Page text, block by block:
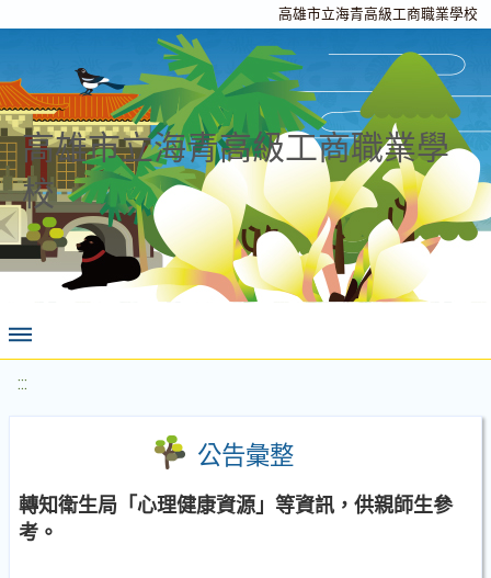
高雄市立海青高級工商職業學校
高雄市立海青高級工商職業學
校
:::
公告彙整
轉知衛生局「心理健康資源」等資訊，供親師生參
考。